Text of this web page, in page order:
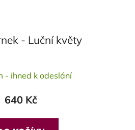
- Luční květy
hodnocení
je
4,3
- ihned k odeslání
640 Kč